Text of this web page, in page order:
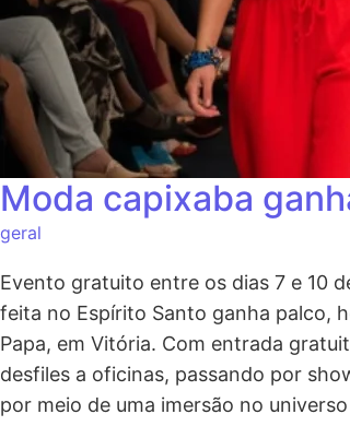
Moda capixaba
geral
Evento gratuito entre os dias 7 e 10
feita no Espírito Santo ganha palco,
Papa, em Vitória. Com entrada
desfiles a oficinas, passando por
por meio de uma imersão no